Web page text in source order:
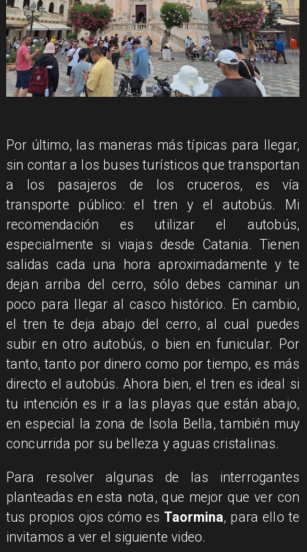
​Por último, las maneras más típicas para llegar,
sin contar a los buses turísticos que transportan
a los pasajeros de los cruceros, es vía
transporte público: el tren y el autobús. Mi
recomendación es utilizar el autobús,
especialmente si viajas desde Catania. Tienen
salidas cada una hora aproximadamente y te
dejan arriba del cerro, sólo debes caminar un
poco para llegar al casco histórico. En cambio,
el tren te deja abajo del cerro, al cual puedes
subir en otro autobús, o bien en funicular. Por
tanto, tanto por dinero como por tiempo, es más
directo el autobús. Ahora bien, el tren es ideal si
tu intención es ir a las playas que están abajo,
en especial la zona de Isola Bella, también muy
concurrida por su belleza y aguas cristalinas.​
Para resolver algunas de las interrogantes
planteadas en esta nota, que mejor que ver con
tus propios ojos cómo es Taormina, para ello te
invitamos a ver el siguiente video.